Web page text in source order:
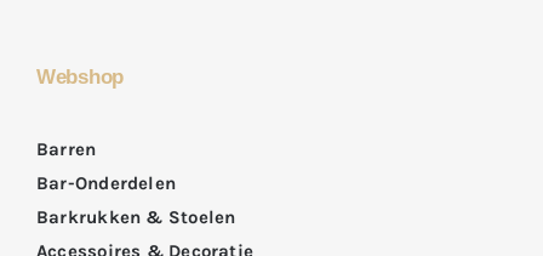
Webshop
Barren
Bar-Onderdelen
Barkrukken & Stoelen
Accessoires & Decoratie